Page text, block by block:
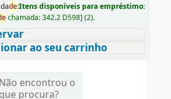
de:Itens disponíveis para empréstimo:
chamada:342.2 D598] (2).
ao seu carrinho
Não encontrou o
que procura?